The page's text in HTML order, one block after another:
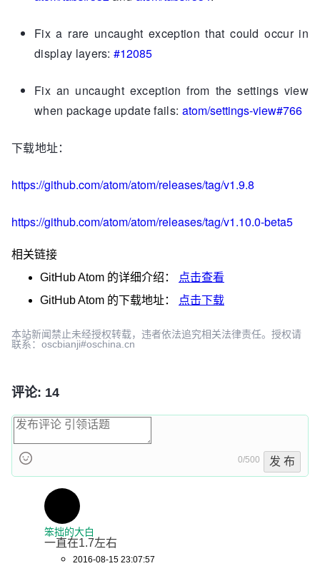
Fix a rare uncaught exception that could occur in
display layers:#12085
Fix an uncaught exception from the settings view
when package update fails: atom/settings-view#766
下载地址：
https://github.com/atom/atom/releases/tag/v1.9.8
https://github.com/atom/atom/releases/tag/v1.10.0-beta5
相关链接
GitHub Atom 的详细介绍：
点击查看
GitHub Atom 的下载地址： 点击下载
本站新闻禁止未经授权转载，违者依法追究相关法律责任。授权请
联系：oscbianji#oschina.cn
评论: 14
0/500 发 布
笨拙的大白
一直在1.7左右
2016-08-15 23:07:57